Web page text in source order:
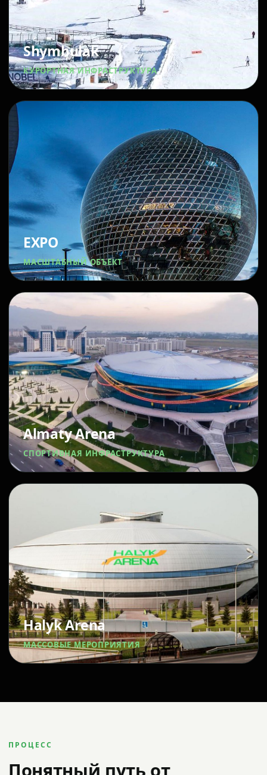
Shymbulak
КУРОРТНАЯ ИНФРАСТРУКТУРА
EXPO
МАСШТАБНЫЙ ОБЪЕКТ
Almaty Arena
СПОРТИВНАЯ ИНФРАСТРУКТУРА
Halyk Arena
МАССОВЫЕ МЕРОПРИЯТИЯ
ПРОЦЕСС
Понятный путь от